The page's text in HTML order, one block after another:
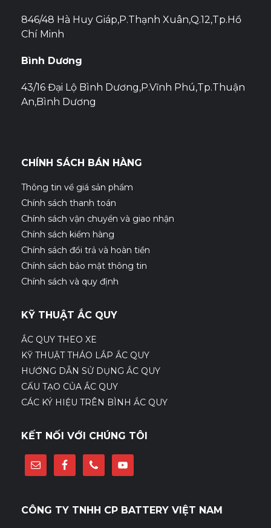
846/48 Hà Huy Giáp,P.Thạnh Xuân,Q.12,Tp.Hồ
Chí Minh
Bình Dương
43/16 Đại Lộ Bình Dương,P.Vĩnh Phú,Tp.Thuận
An,Bình Dương
CHÍNH SÁCH BÁN HÀNG
Thông tin về giá sản phẩm
Chính sách thanh toán
Chính sách vận chuyển và giao nhận
Chính sách kiểm hàng
Chính sách đổi trả và hoàn tiền
Chính sách bảo mật thông tin
Chính sách và quy định
KỸ THUẬT ẮC QUY
ẮC QUY THEO XE
KỸ THUẬT THÁO LẮP ẮC QUY
HƯỚNG DẪN SỬ DỤNG ẮC QUY
CẤU TẠO CỦA ẮC QUY
CÁC KÝ HIỆU TRÊN BÌNH ẮC QUY
KẾT NỐI VỚI CHÚNG TÔI
CÔNG TY TNHH CP BATTERY VIỆT NAM